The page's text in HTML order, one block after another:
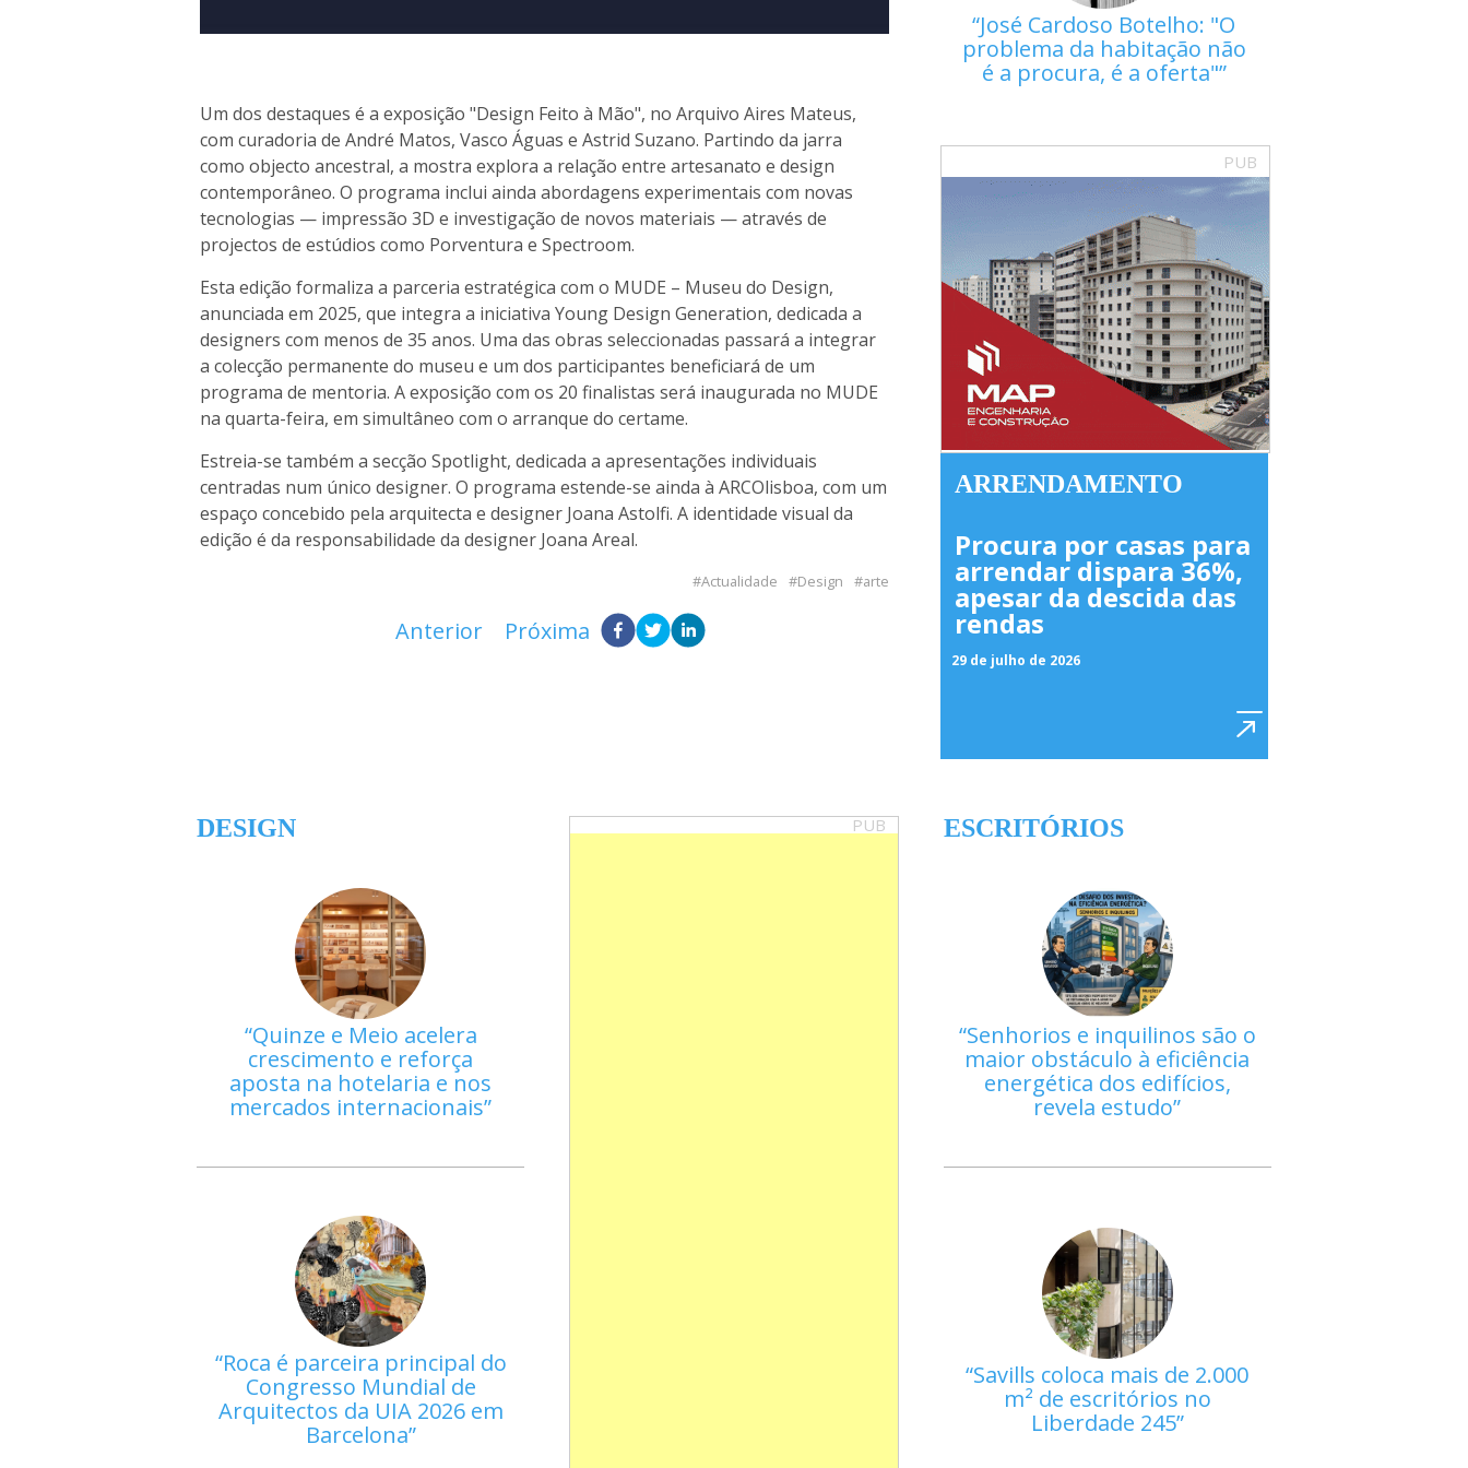
Um dos destaques é a exposição "Design Feito à Mão", no Arquivo Aires Mateus,
com curadoria de André Matos, Vasco Águas e Astrid Suzano. Partindo da jarra
como objecto ancestral, a mostra explora a relação entre artesanato e design
contemporâneo. O programa inclui ainda abordagens experimentais com novas
tecnologias — impressão 3D e investigação de novos materiais — através de
projectos de estúdios como Porventura e Spectroom.
Esta edição formaliza a parceria estratégica com o MUDE – Museu do Design,
anunciada em 2025, que integra a iniciativa Young Design Generation, dedicada a
designers com menos de 35 anos. Uma das obras seleccionadas passará a integrar
a colecção permanente do museu e um dos participantes beneficiará de um
programa de mentoria. A exposição com os 20 finalistas será inaugurada no MUDE
na quarta-feira, em simultâneo com o arranque do certame.
Estreia-se também a secção Spotlight, dedicada a apresentações individuais
centradas num único designer. O programa estende-se ainda à ARCOlisboa, com um
espaço concebido pela arquitecta e designer Joana Astolfi. A identidade visual da
edição é da responsabilidade da designer Joana Areal.
Actualidade Design arte
Anterior Próxima
José Cardoso Botelho: "O
problema da habitação não
é a procura, é a oferta"
PUB
ARRENDAMENTO
Procura por casas para
arrendar dispara 36%,
apesar da descida das
rendas
29 de julho de 2026
DESIGN
Quinze e Meio acelera
crescimento e reforça
aposta na hotelaria e nos
mercados internacionais
Roca é parceira principal do
Congresso Mundial de
Arquitectos da UIA 2026 em
Barcelona
PUB ESCRITÓRIOS
Senhorios e inquilinos são o
maior obstáculo à eficiência
energética dos edifícios,
revela estudo
Savills coloca mais de 2.000
m² de escritórios no
Liberdade 245